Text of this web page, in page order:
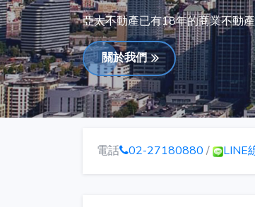
亞太不動產已有18年的商業不動
關於我們
電話 02-27180880 / LINE